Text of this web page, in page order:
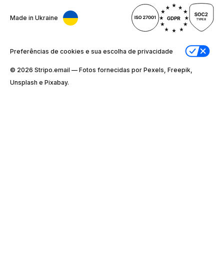
Made in Ukraine
Preferências de cookies e sua escolha de privacidade
© 2026 Stripо.email — Fotos fornecidas por Pexels, Freepik,
Unsplash e Pixabay.